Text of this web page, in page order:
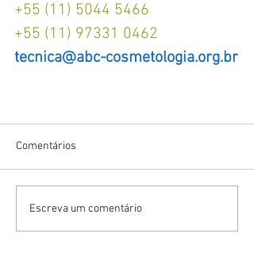
+55 (11) 5044 5466
+55 (11) 97331 0462
tecnica@abc-cosmetologia.org.br
Comentários
Escreva um comentário